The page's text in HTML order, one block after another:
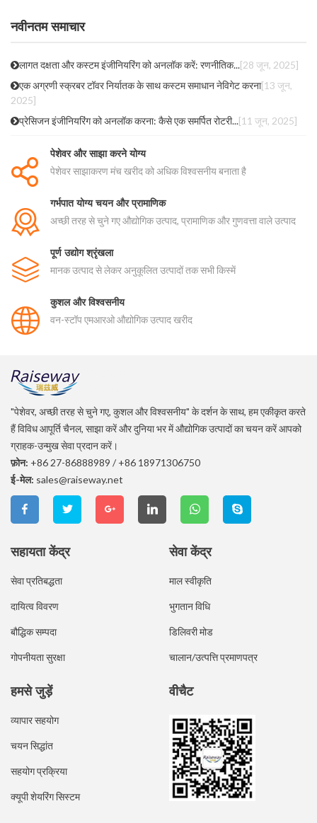
नवीनतम समाचार
लागत दक्षता और कस्टम इंजीनियरिंग को अनलॉक करें: रणनीतिक...[28 जून, 2025]
एक अग्रणी स्क्रबर टॉवर निर्यातक के साथ कस्टम समाधान नेविगेट करना[13 जून,
2025]
प्रेसिजन इंजीनियरिंग को अनलॉक करना: कैसे एक समर्पित रोटरी...[11 जून, 2025]
पेशेवर और साझा करने योग्य
पेशेवर साझाकरण मंच खरीद को अधिक विश्वसनीय बनाता है
गर्भपात योग्य चयन और प्रामाणिक
अच्छी तरह से चुने गए औद्योगिक उत्पाद, प्रामाणिक और गुणवत्ता वाले उत्पाद
पूर्ण उद्योग श्रृंखला
मानक उत्पाद से लेकर अनुकूलित उत्पादों तक सभी किस्में
कुशल और विश्वसनीय
वन-स्टॉप एमआरओ औद्योगिक उत्पाद खरीद
"पेशेवर, अच्छी तरह से चुने गए, कुशल और विश्वसनीय" के दर्शन के साथ, हम एकीकृत करते
हैं विविध आपूर्ति चैनल, साझा करें और दुनिया भर में औद्योगिक उत्पादों का चयन करें आपको
ग्राहक-उन्मुख सेवा प्रदान करें।
फ़ोन: +86 27-86888989 / +86 18971306750
ई-मेल: sales@raiseway.net
सहायता केंद्र
सेवा प्रतिबद्धता
दायित्व विवरण
बौद्धिक सम्पदा
गोपनीयता सुरक्षा
सेवा केंद्र
माल स्वीकृति
भुगतान विधि
डिलिवरी मोड
चालान/उत्पत्ति प्रमाणपत्र
हमसे जुड़ें
व्यापार सहयोग
चयन सिद्धांत
सहयोग प्रक्रिया
क्यूपी शेयरिंग सिस्टम
वीचैट